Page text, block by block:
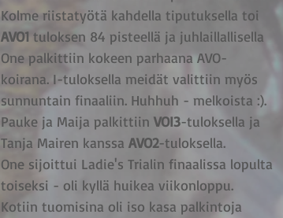
Kolme riistatyötä kahdella tiputuksella toi
AVO1 tuloksen 84 pisteellä ja juhlaillallisella
One palkittiin kokeen parhaana AVO-
koirana. I-tuloksella meidät valittiin myös
sunnuntain finaaliin. Huhhuh - melkoista :).
Pauke ja Maija palkittiin VOI3-tuloksella ja
Tanja Mairen kanssa AVO2-tuloksella.
One sijoittui Ladie's Trialin finaalissa lopulta
toiseksi - oli kyllä huikea viikonloppu.
Kotiin tuomisina oli iso kasa palkintoja